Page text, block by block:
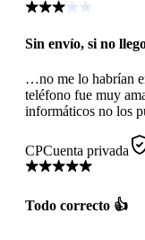
Sin envío, si no
…no me lo habrían
teléfono fue muy
informáticos no los
CPCuenta privada
Todo correcto 👍